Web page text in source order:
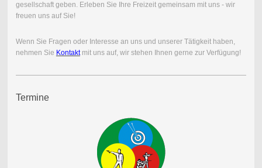
gesellschaft geben. Erleben Sie Ihre Freizeit gemeinsam mit uns - wir
freuen uns auf Sie!
Wenn Sie Fragen oder Interesse an uns und unserer Tätigkeit haben,
nehmen Sie Kontaktmit uns auf, wir stehen Ihnen gerne zur Verfügung!
Termine